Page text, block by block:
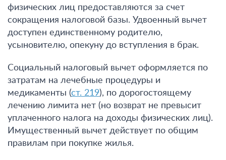
физических лиц предоставляются за счет
сокращения налоговой базы. Удвоенный вычет
доступен единственному родителю,
усыновителю, опекуну до вступления в брак.
Социальный налоговый вычет оформляется по
затратам на лечебные процедуры и
медикаменты (ст. 219), по дорогостоящему
лечению лимита нет (но возврат не превысит
уплаченного налога на доходы физических лиц).
Имущественный вычет действует по общим
правилам при покупке жилья.